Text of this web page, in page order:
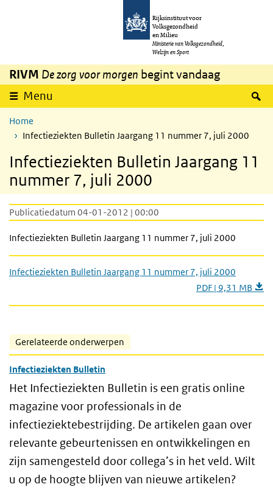
Overslaan en naar de inhoud gaan
Rijksinstituut voor
Volksgezondheid
en Milieu
Ministerie van Volksgezondheid,
Welzijn en Sport
RIVM De zorg voor morgen begint vandaag
Menu
Home
Infectieziekten Bulletin Jaargang 11 nummer 7, juli 2000
Infectieziekten Bulletin Jaargang 11
nummer 7, juli 2000
Publicatiedatum 04-01-2012 | 00:00
Infectieziekten Bulletin Jaargang 11 nummer 7, juli 2000
Infectieziekten Bulletin Jaargang 11 nummer 7, juli 2000
PDF | 9,31 MB
Gerelateerde onderwerpen
Infectieziekten Bulletin
Het Infectieziekten Bulletin is een gratis online
magazine voor professionals in de
infectieziektebestrijding. De artikelen gaan over
relevante gebeurtenissen en ontwikkelingen en
zijn samengesteld door collega’s in het veld. Wilt
u op de hoogte blijven van nieuwe artikelen?